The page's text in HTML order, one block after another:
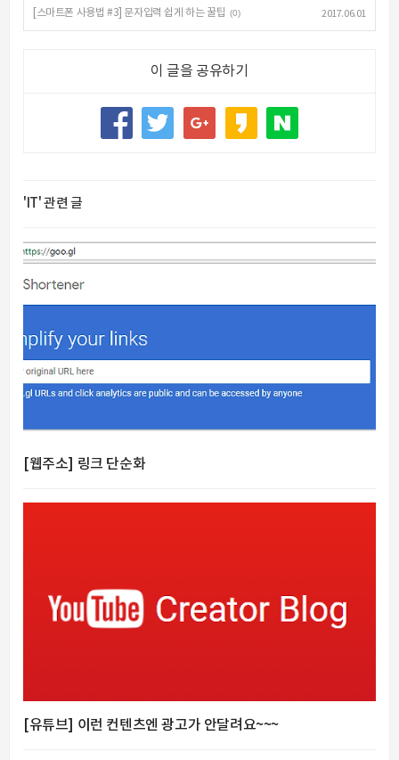
[스마트폰 사용법 #3] 문자입력 쉽게 하는 꿀팁 (0) 2017.06.01
이 글을 공유하기
'IT' 관련 글
[웹주소] 링크 단순화
[유튜브] 이런 컨텐츠엔 광고가 안달려요~~~